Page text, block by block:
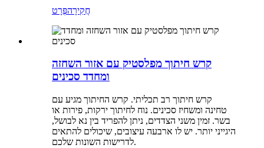
חֲקִירָהפְּרָט
קרש חיתוך מפלסטיק עם אזור השחזה
ומחדד סכינים
קרש חיתוך רב תכליתי. קרש החיתוך מגיע עם
טחינה ומשחיז סכינים. נוח לחיתוך ירקות, פירות או
בשר. זמין משני הצדדים, ניתן להפריד בין נא לבושל,
היגייני יותר. יש לו ארבעה עיצובים, שיכולים להתאים
לדרישות השונות שלכם.